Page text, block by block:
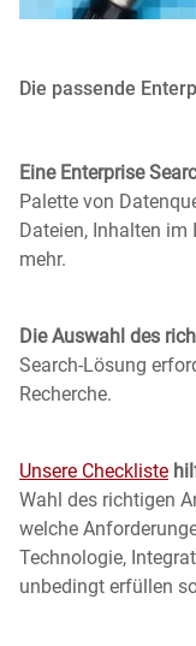
Die passende
Eine Enterprise
Palette von
Dateien, Inhalten im
mehr.
Die Auswahl des
Search-Lösung
Recherche.
Unsere Checkliste
Wahl des richtigen
welche
Technologie,
unbedingt erfüllen